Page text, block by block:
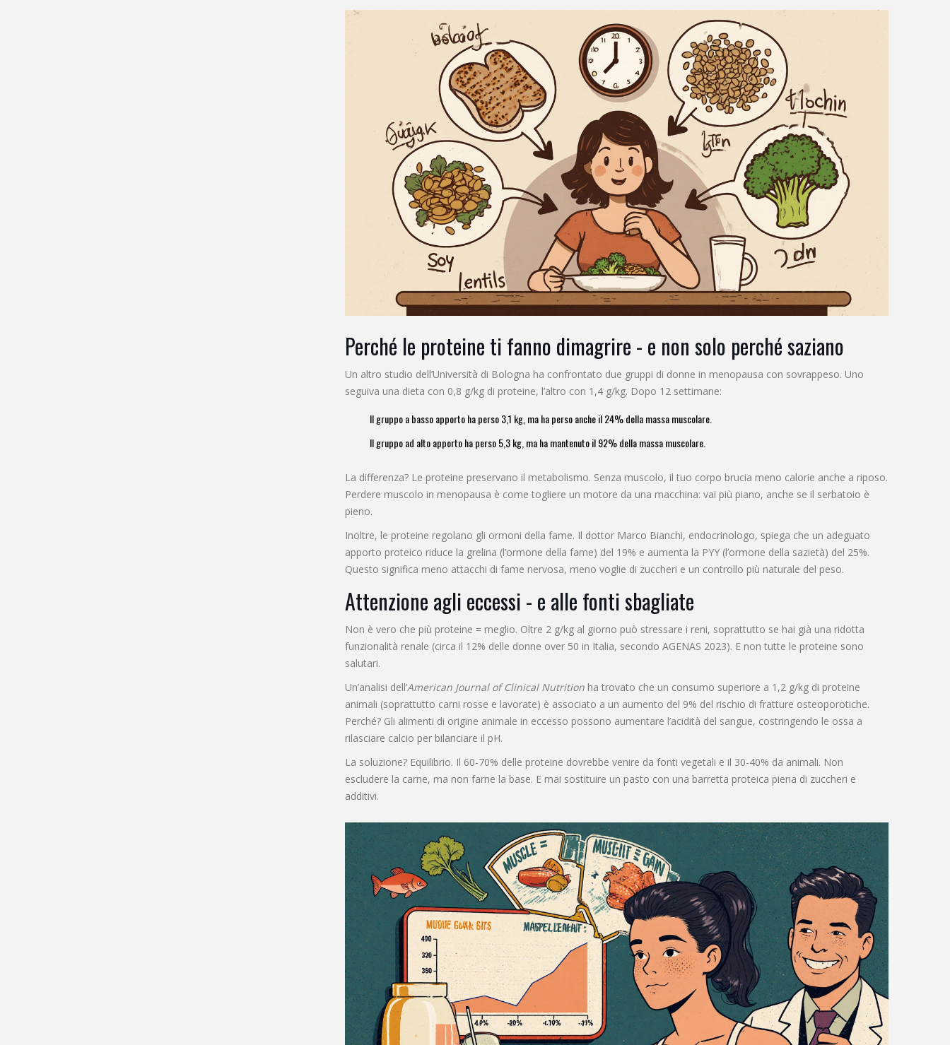
Perché le proteine ti fanno dimagrire - e non solo perché saziano
Un altro studio dell’Università di Bologna ha confrontato due gruppi di donne in menopausa con sovrappeso. Uno
seguiva una dieta con 0,8 g/kg di proteine, l’altro con 1,4 g/kg. Dopo 12 settimane:
Il gruppo a basso apporto ha perso 3,1 kg, ma ha perso anche il 24% della massa muscolare.
Il gruppo ad alto apporto ha perso 5,3 kg, ma ha mantenuto il 92% della massa muscolare.
La differenza? Le proteine preservano il metabolismo. Senza muscolo, il tuo corpo brucia meno calorie anche a riposo.
Perdere muscolo in menopausa è come togliere un motore da una macchina: vai più piano, anche se il serbatoio è
pieno.
Inoltre, le proteine regolano gli ormoni della fame. Il dottor Marco Bianchi, endocrinologo, spiega che un adeguato
apporto proteico riduce la grelina (l’ormone della fame) del 19% e aumenta la PYY (l’ormone della sazietà) del 25%.
Questo significa meno attacchi di fame nervosa, meno voglie di zuccheri e un controllo più naturale del peso.
Attenzione agli eccessi - e alle fonti sbagliate
Non è vero che più proteine = meglio. Oltre 2 g/kg al giorno può stressare i reni, soprattutto se hai già una ridotta
funzionalità renale (circa il 12% delle donne over 50 in Italia, secondo AGENAS 2023). E non tutte le proteine sono
salutari.
Un’analisi dell’American Journal of Clinical Nutritionha trovato che un consumo superiore a 1,2 g/kg di proteine
animali (soprattutto carni rosse e lavorate) è associato a un aumento del 9% del rischio di fratture osteoporotiche.
Perché? Gli alimenti di origine animale in eccesso possono aumentare l’acidità del sangue, costringendo le ossa a
rilasciare calcio per bilanciare il pH.
La soluzione? Equilibrio. Il 60-70% delle proteine dovrebbe venire da fonti vegetali e il 30-40% da animali. Non
escludere la carne, ma non farne la base. E mai sostituire un pasto con una barretta proteica piena di zuccheri e
additivi.